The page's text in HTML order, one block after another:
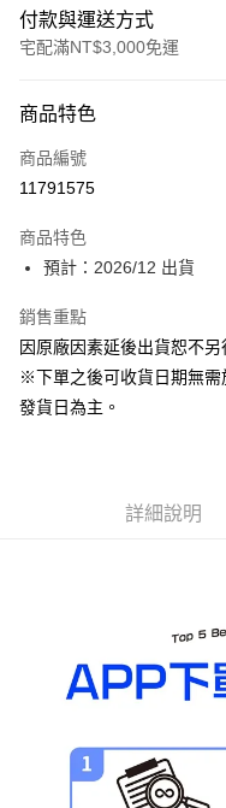
付款與運送方式
宅配滿NT$3,000免運
信用卡一次付款
Apple Pay
運送方式
預購-宅配(舊)
每筆NT$120，滿
商品特色
商品編號
11791575
商品特色
預計：2026/12 出貨
銷售重點
因原廠因素延後出貨恕不
※下單之後可收貨日期無需
發貨日為主。
詳細說明